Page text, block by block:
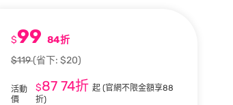
$99 84折
$119(省下: $20)
活動
價
$8774折 起 (官網不限金額享88
折)